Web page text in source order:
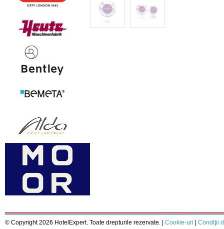
© Copyright 2026 HotelExpert. Toate drepturile rezervate. | Cookie-uri Condiţii